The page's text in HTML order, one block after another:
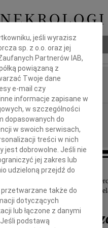
Popielewicz
zawiadamiamy o nagłej
Taty, Męża, Brata i
jeśli wyrazisz
sp. z o.o. oraz jej
Zaufanych Partnerów IAB,
powiązaną z
Twoje dane
e-mail czy
informacje zapisane w
w szczególności
dopasowanych do
w swoich serwisach,
treści w nich
jest dobrowolne. Jeśli nie
jej zakres lub
udzieloną przejdź do
także do
dotyczących
lub łączone z danymi
podstawą